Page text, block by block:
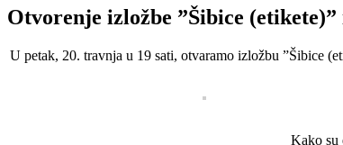
Otvorenje izložbe ”Šibice
U petak, 20. travnja u 19 sati, otvaramo izložbu ”Šibice
Kako su